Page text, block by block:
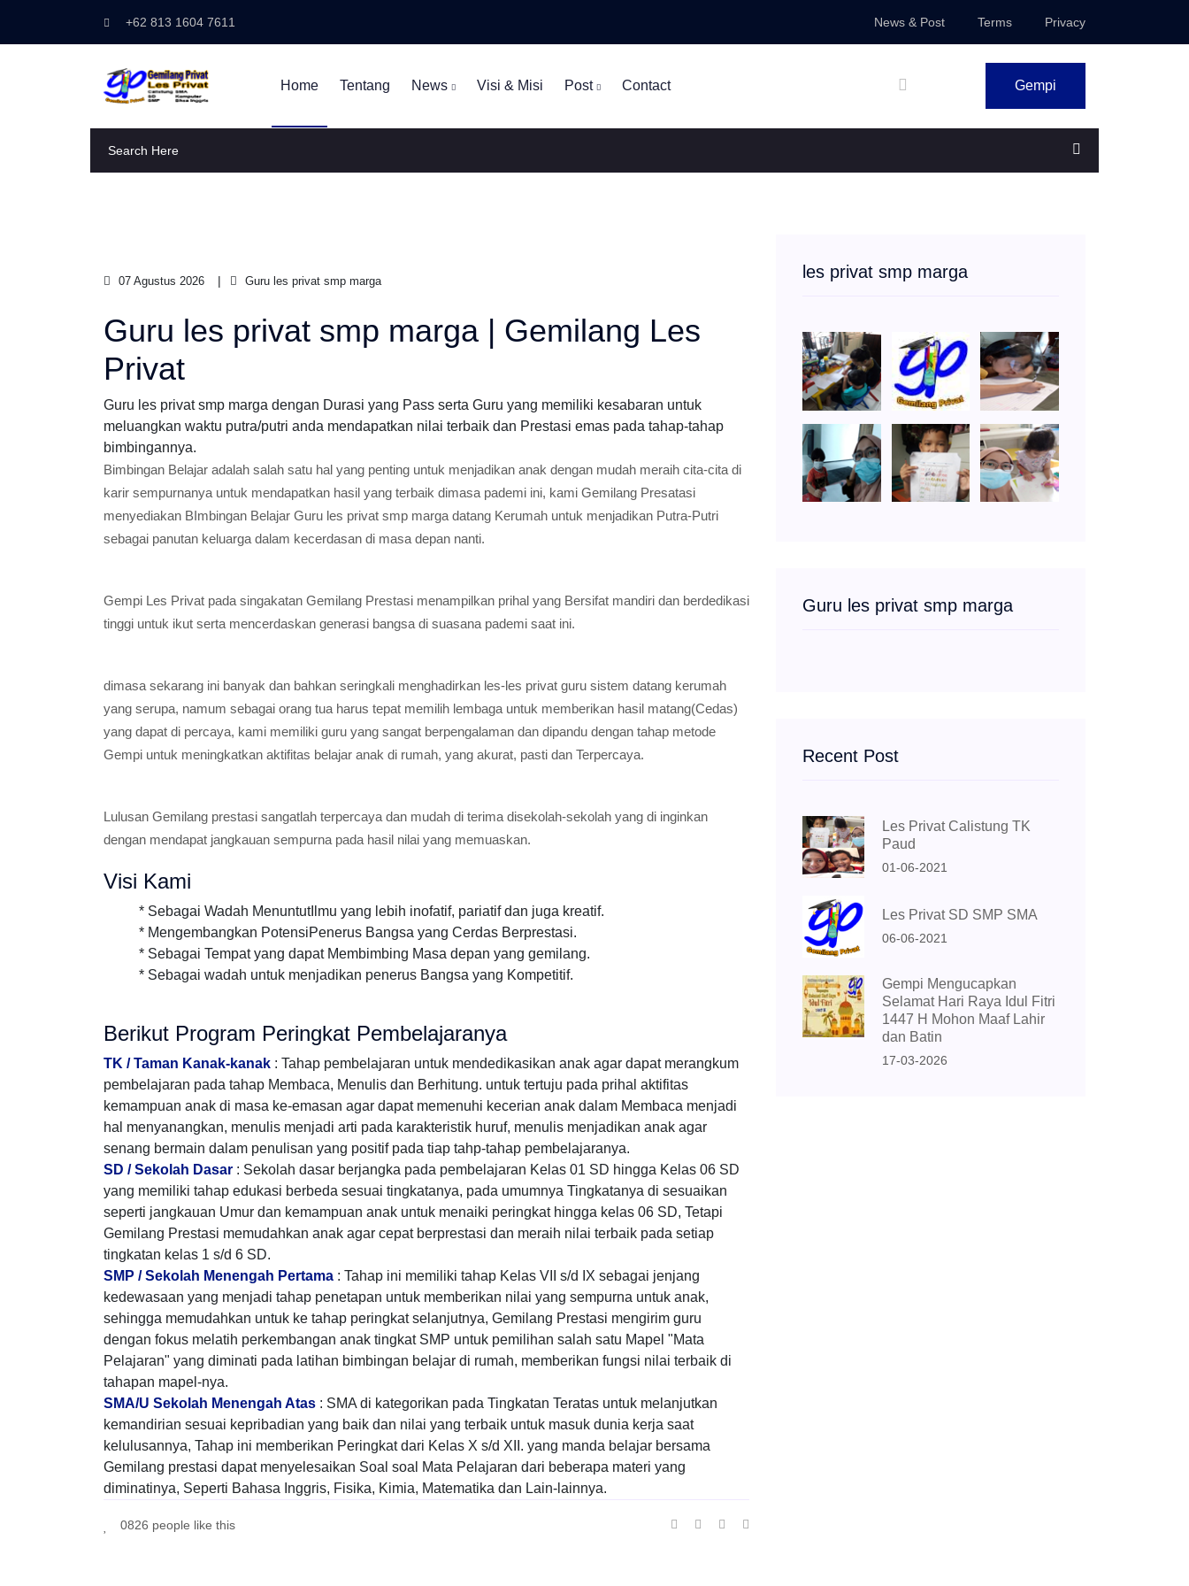
+62 813 1604 7611 News & Post Terms Privacy
Home Tentang News Visi & Misi Post Contact Gempi
07 Agustus 2026 Guru les privat smp marga
Guru les privat smp marga | Gemilang Les
Privat
Guru les privat smp marga dengan Durasi yang Pass serta Guru yang memiliki kesabaran untuk
meluangkan waktu putra/putri anda mendapatkan nilai terbaik dan Prestasi emas pada tahap-tahap
bimbingannya.
Bimbingan Belajar adalah salah satu hal yang penting untuk menjadikan anak dengan mudah meraih cita-cita di
karir sempurnanya untuk mendapatkan hasil yang terbaik dimasa pademi ini, kami Gemilang Presatasi
menyediakan BImbingan Belajar Guru les privat smp marga datang Kerumah untuk menjadikan Putra-Putri
sebagai panutan keluarga dalam kecerdasan di masa depan nanti.
Gempi Les Privat pada singakatan Gemilang Prestasi menampilkan prihal yang Bersifat mandiri dan berdedikasi
tinggi untuk ikut serta mencerdaskan generasi bangsa di suasana pademi saat ini.
dimasa sekarang ini banyak dan bahkan seringkali menghadirkan les-les privat guru sistem datang kerumah
yang serupa, namum sebagai orang tua harus tepat memilih lembaga untuk memberikan hasil matang(Cedas)
yang dapat di percaya, kami memiliki guru yang sangat berpengalaman dan dipandu dengan tahap metode
Gempi untuk meningkatkan aktifitas belajar anak di rumah, yang akurat, pasti dan Terpercaya.
Lulusan Gemilang prestasi sangatlah terpercaya dan mudah di terima disekolah-sekolah yang di inginkan
dengan mendapat jangkauan sempurna pada hasil nilai yang memuaskan.
Visi Kami
* Sebagai Wadah MenuntutIlmu yang lebih inofatif, pariatif dan juga kreatif.
* Mengembangkan PotensiPenerus Bangsa yang Cerdas Berprestasi.
* Sebagai Tempat yang dapat Membimbing Masa depan yang gemilang.
* Sebagai wadah untuk menjadikan penerus Bangsa yang Kompetitif.
Berikut Program Peringkat Pembelajaranya
TK / Taman Kanak-kanak : Tahap pembelajaran untuk mendedikasikan anak agar dapat merangkum
pembelajaran pada tahap Membaca, Menulis dan Berhitung. untuk tertuju pada prihal aktifitas
kemampuan anak di masa ke-emasan agar dapat memenuhi kecerian anak dalam Membaca menjadi
hal menyanangkan, menulis menjadi arti pada karakteristik huruf, menulis menjadikan anak agar
senang bermain dalam penulisan yang positif pada tiap tahp-tahap pembelajaranya.
SD / Sekolah Dasar : Sekolah dasar berjangka pada pembelajaran Kelas 01 SD hingga Kelas 06 SD
yang memiliki tahap edukasi berbeda sesuai tingkatanya, pada umumnya Tingkatanya di sesuaikan
seperti jangkauan Umur dan kemampuan anak untuk menaiki peringkat hingga kelas 06 SD, Tetapi
Gemilang Prestasi memudahkan anak agar cepat berprestasi dan meraih nilai terbaik pada setiap
tingkatan kelas 1 s/d 6 SD.
SMP / Sekolah Menengah Pertama : Tahap ini memiliki tahap Kelas VII s/d IX sebagai jenjang
kedewasaan yang menjadi tahap penetapan untuk memberikan nilai yang sempurna untuk anak,
sehingga memudahkan untuk ke tahap peringkat selanjutnya, Gemilang Prestasi mengirim guru
dengan fokus melatih perkembangan anak tingkat SMP untuk pemilihan salah satu Mapel "Mata
Pelajaran" yang diminati pada latihan bimbingan belajar di rumah, memberikan fungsi nilai terbaik di
tahapan mapel-nya.
SMA/U Sekolah Menengah Atas : SMA di kategorikan pada Tingkatan Teratas untuk melanjutkan
kemandirian sesuai kepribadian yang baik dan nilai yang terbaik untuk masuk dunia kerja saat
kelulusannya, Tahap ini memberikan Peringkat dari Kelas X s/d XII. yang manda belajar bersama
Gemilang prestasi dapat menyelesaikan Soal soal Mata Pelajaran dari beberapa materi yang
diminatinya, Seperti Bahasa Inggris, Fisika, Kimia, Matematika dan Lain-lainnya.
0826 people like this
les privat smp marga
Guru les privat smp marga
Recent Post
Les Privat Calistung TK
Paud
01-06-2021
Les Privat SD SMP SMA
06-06-2021
Gempi Mengucapkan
Selamat Hari Raya Idul Fitri
1447 H Mohon Maaf Lahir
dan Batin
17-03-2026